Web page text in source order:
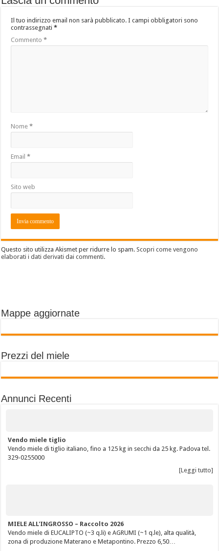
Il tuo indirizzo email non sarà pubblicato. I campi obbligatori sono
contrassegnati*
Commento*
Nome*
Email*
Sito web
Questo sito utilizza Akismet per ridurre lo spam.Scopri come vengono
elaborati i dati derivati dai commenti.
Mappe aggiornate
Prezzi del miele
Annunci Recenti
Vendo miele tiglio
Vendo miele di tiglio italiano, fino a 125 kg in secchi da 25 kg. Padova tel.
329-0255000
[Leggi tutto]
MIELE ALL'INGROSSO – Raccolto 2026
Vendo miele di EUCALIPTO (~3 q.li) e AGRUMI (~1 q.le), alta qualità,
zona di produzione Materano e Metapontino. Prezzo 6,50…